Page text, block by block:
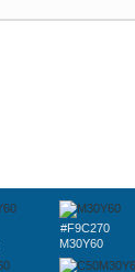
#F9C270
M30Y60